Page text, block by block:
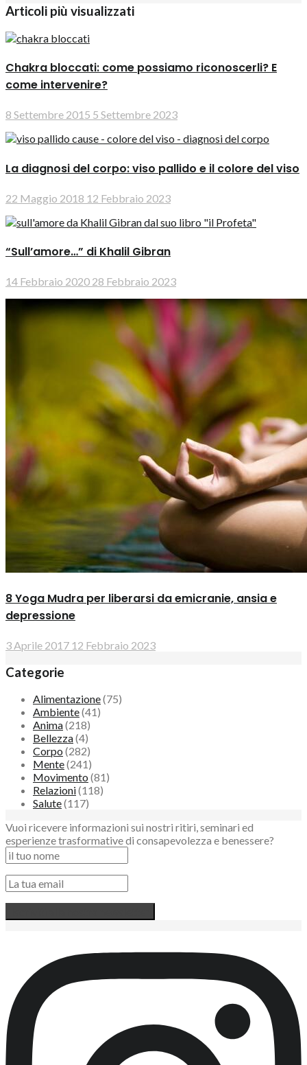
Articoli più visualizzati
Chakra bloccati: come possiamo riconoscerli? E
come intervenire?
8 Settembre 2015 5 Settembre 2023
La diagnosi del corpo: viso pallido e il colore del viso
22 Maggio 2018 12 Febbraio 2023
“Sull’amore…” di Khalil Gibran
14 Febbraio 2020 28 Febbraio 2023
8 Yoga Mudra per liberarsi da emicranie, ansia e
depressione
3 Aprile 2017 12 Febbraio 2023
Categorie
Alimentazione(75)
Ambiente(41)
Anima(218)
Bellezza(4)
Corpo (282)
Mente(241)
Movimento (81)
Relazioni(118)
Salute(117)
Vuoi ricevere informazioni sui nostri ritiri, seminari ed
esperienze trasformative di consapevolezza e benessere?